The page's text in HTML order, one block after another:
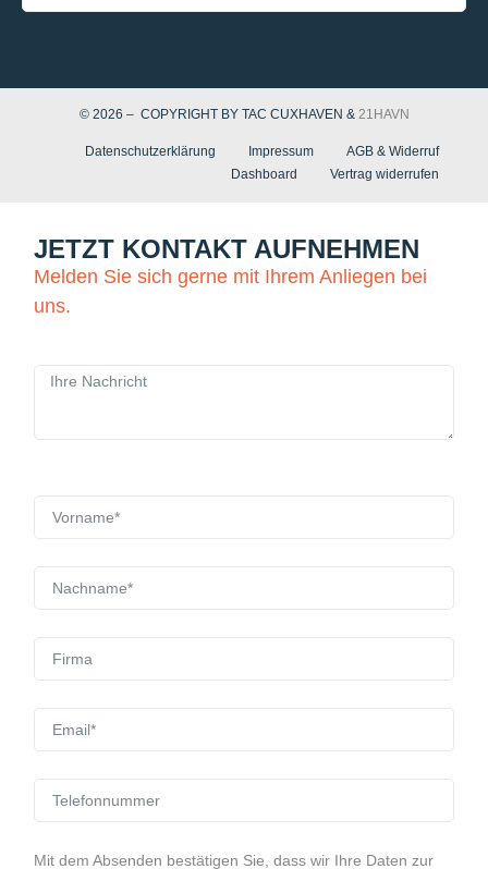
© 2026 – COPYRIGHT BY TAC CUXHAVEN & 21HAVN
Datenschutzerklärung Impressum
AGB & Widerruf
Dashboard
Vertrag widerrufen
JETZT KONTAKT AUFNEHMEN
Melden Sie sich gerne mit Ihrem Anliegen bei
uns.
Mit dem Absenden bestätigen Sie, dass wir Ihre Daten zur